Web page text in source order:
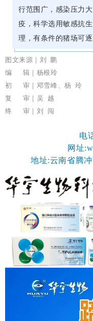
行范围广，感染压力
疫，科学选用敏感抗
理，有条件的猪场可
图文来源｜刘 鹏
编 辑｜杨根玲
初 审｜邓雪峰、杨 玲
复 审｜吴 越
终 审｜刘 闯
电
网址
地址:云南省腾